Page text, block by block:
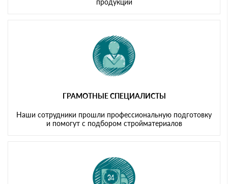
ГРАМОТНЫЕ СПЕЦИАЛИСТЫ
Наши сотрудники прошли профессиональную подготовку
и помогут с подбором стройматериалов